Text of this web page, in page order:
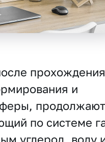
прохождения
и
продолжают
по системе
углерод, воду